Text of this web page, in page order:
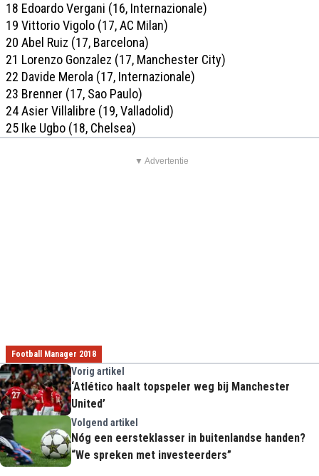
18 Edoardo Vergani (16, Internazionale)
19 Vittorio Vigolo (17, AC Milan)
20 Abel Ruiz (17, Barcelona)
21 Lorenzo Gonzalez (17, Manchester City)
22 Davide Merola (17, Internazionale)
23 Brenner (17, Sao Paulo)
24 Asier Villalibre (19, Valladolid)
25 Ike Ugbo (18, Chelsea)
▼ Advertentie
Football Manager 2018
Vorig artikel
‘Atlético haalt topspeler weg bij Manchester
United’
Volgend artikel
Nóg een eersteklasser in buitenlandse handen?
“We spreken met investeerders”